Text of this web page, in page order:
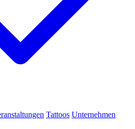
Tattoos Unternehmen